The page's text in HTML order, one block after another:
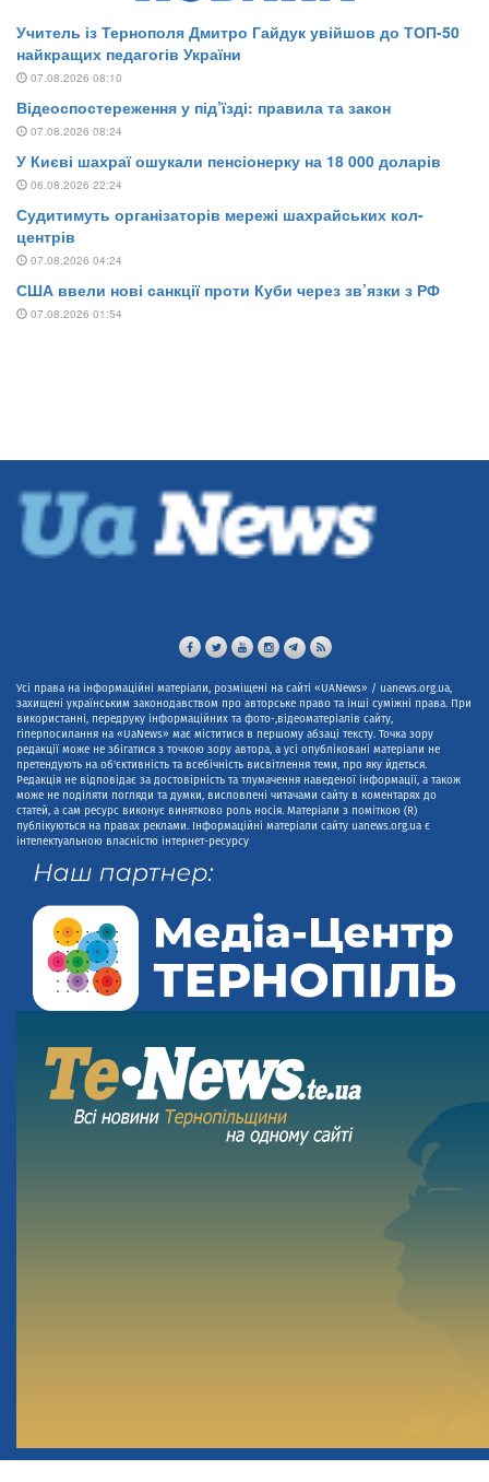
Усі права на інформаційні матеріали, розміщені на сайті «UANews» / uanews.org.ua,
захищені українським законодавством про авторське право та інші суміжні права. При
використанні, передруку інформаційних та фото-,відеоматеріалів сайту,
гіперпосилання на «UaNews» має міститися в першому абзаці тексту. Точка зору
редакції може не збігатися з точкою зору автора, а усі опубліковані матеріали не
претендують на об'єктивність та всебічність висвітлення теми, про яку йдеться.
Редакція не відповідає за достовірність та тлумачення наведеної інформації, а також
може не поділяти погляди та думки, висловлені читачами сайту в коментарях до
статей, а сам ресурс виконує винятково роль носія. Матеріали з поміткою (R)
публікуються на правах реклами. Інформаційні матеріали сайту uanews.org.ua є
інтелектуальною власністю інтернет-ресурсу